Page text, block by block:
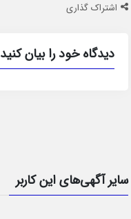
اشتراک گذاری
دیدگاه خود را بیان کنید
سایر آگهی‌های این کاربر